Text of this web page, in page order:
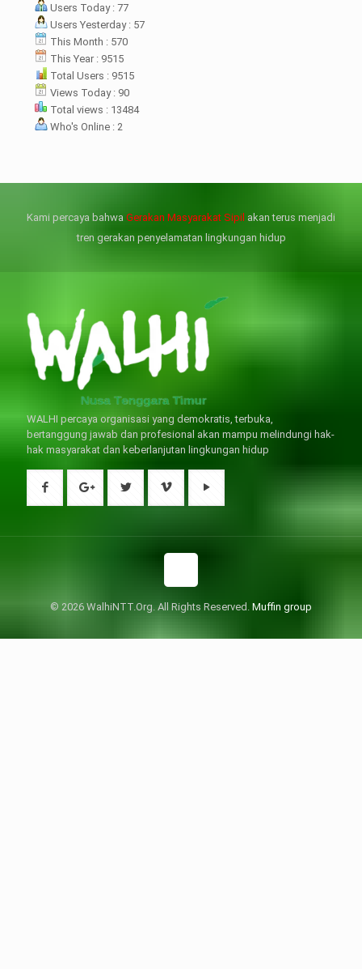
Users Today : 77
Users Yesterday : 57
This Month : 570
This Year : 9515
Total Users : 9515
Views Today : 90
Total views : 13484
Who's Online : 2
masyarakat dua desa
bukan merupakan
pertama ke
ATR/ BPN. Warga
kunjungan kali ini membuat
ATR/BPN
penyelesaian
agraria di desa mereka.
壯陽藥台灣購物
情感來說不管是ED患者自己還
生活肯定都是非常不滿意的，
而鋼, 因此只要了解避免了以上禁
症，現有的臨床經驗來看，在醫
犀利士壯陽藥線上購買
康、動脈血管健康，使心臟動泵
，從而引起器質性勃起功能障
（陽痿）。犀利士的副作用類
，所以亦會加重犀利士副作用症
Kami percaya bahwa Gerakan Masyarakat Sipil akan terus menjadi
tren gerakan penyelamatan lingkungan hidup
WALHI percaya organisasi yang demokratis, terbuka,
bertanggung jawab dan profesional akan mampu melindungi hak-
hak masyarakat dan keberlanjutan lingkungan hidup
© 2026 WalhiNTT.Org. All Rights Reserved. Muffin group